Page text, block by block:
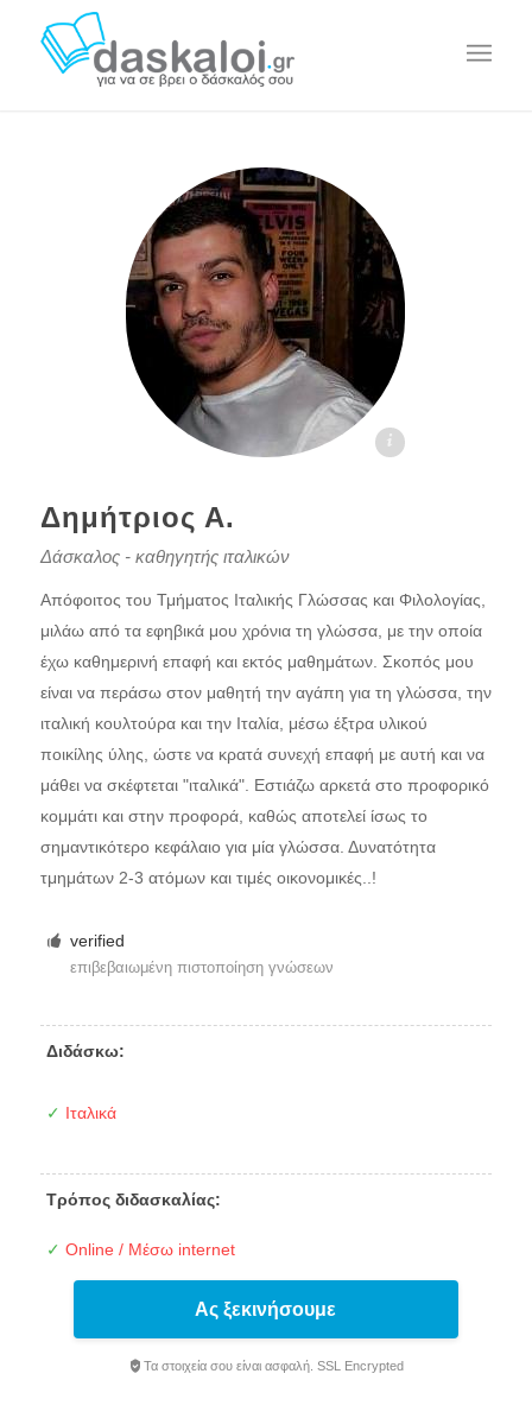
Δημήτριος Α. - daskaloi.gr
Δημήτριος Α.
Δάσκαλος - καθηγητής ιταλικών
Απόφοιτος του Τμήματος Ιταλικής Γλώσσας και Φιλολογίας,
μιλάω από τα εφηβικά μου χρόνια τη γλώσσα, με την οποία
έχω καθημερινή επαφή και εκτός μαθημάτων. Σκοπός μου
είναι να περάσω στον μαθητή την αγάπη για τη γλώσσα, την
ιταλική κουλτούρα και την Ιταλία, μέσω έξτρα υλικού
ποικίλης ύλης, ώστε να κρατά συνεχή επαφή με αυτή και να
μάθει να σκέφτεται "ιταλικά". Εστιάζω αρκετά στο προφορικό
κομμάτι και στην προφορά, καθώς αποτελεί ίσως το
σημαντικότερο κεφάλαιο για μία γλώσσα. Δυνατότητα
τμημάτων 2-3 ατόμων και τιμές οικονομικές..!
verified
επιβεβαιωμένη πιστοποίηση γνώσεων
Διδάσκω:
✓ Ιταλικά
Τρόπος διδασκαλίας:
✓ Online / Μέσω internet
Ας ξεκινήσουμε
Τα στοιχεία σου είναι ασφαλή. SSL Encrypted